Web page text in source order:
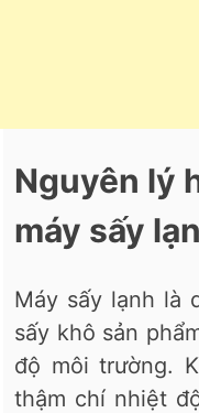
Nguyên lý
máy sấy
Máy sấy lạnh là
sấy khô sản
độ môi trường.
thậm chí nhiệt